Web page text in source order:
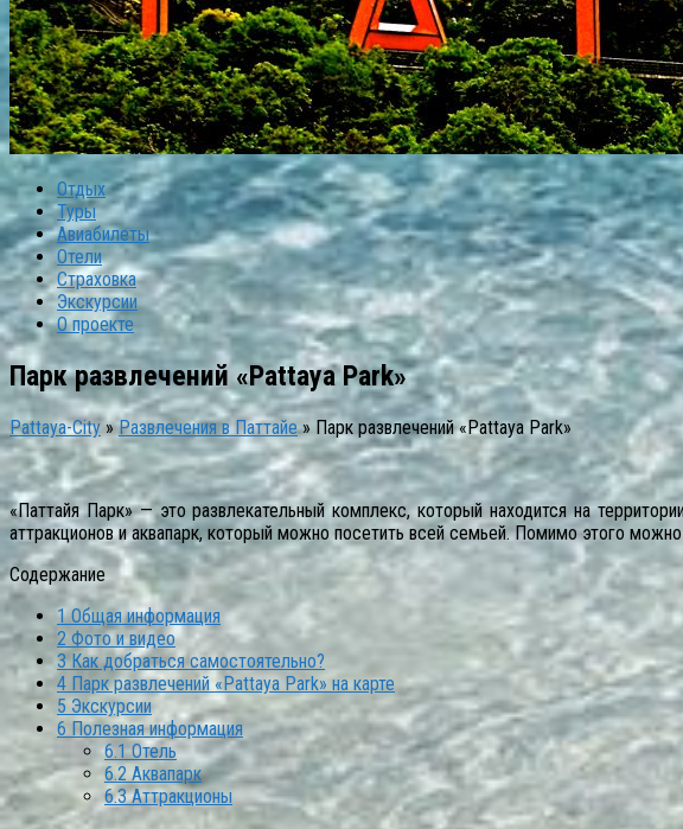
Отдых
Туры
Авиабилеты
Отели
Страховка
Экскурсии
О проекте
Парк развлечений «Pattaya Park»
Pattaya-City »Развлечения в Паттайе» Парк развлечений «Pattaya Park»
«Паттайя Парк» — это развлекательный комплекс, который находится на
аттракционов и аквапарк, который можно посетить всей семьей. Помимо этого можно
Содержание
1Общая информация
2 Фото и видео
3Как добраться самостоятельно?
4 Парк развлечений «Pattaya Park» на карте
5 Экскурсии
6 Полезная информация
6.1Отель
6.2 Аквапарк
6.3Аттракционы